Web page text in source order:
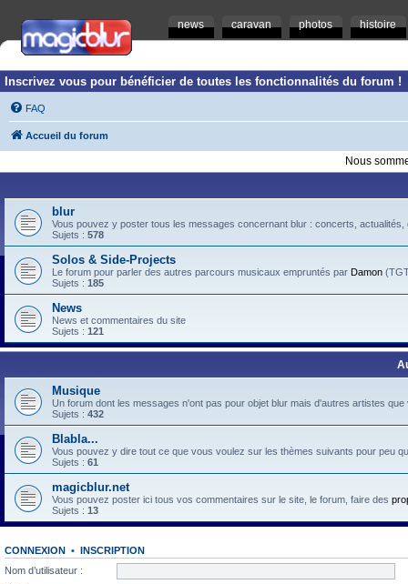
news caravan photos histoire
Inscrivez vous pour bénéficier de toutes les fonctionnalités du forum !
FAQ
Accueil du forum
Nous
blur
Vous pouvez y poster tous les messages concernant blur : concerts,
Sujets : 578
Solos & Side-Projects
Le forum pour parler des autres parcours musicaux empruntés par Damon
Sujets : 185
News
News et commentaires du site
Sujets : 121
Musique
Un forum dont les messages n'ont pas pour objet blur mais d'autres artistes
Sujets : 432
Blabla...
Vous pouvez y dire tout ce que vous voulez sur les thèmes suivants pour peu
Sujets : 61
magicblur.net
Vous pouvez poster ici tous vos commentaires sur le site, le forum, faire des
Sujets : 13
CONNEXION • INSCRIPTION
Nom d’utilisateur :